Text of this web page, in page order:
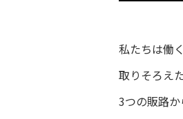
私たちは働
取りそろえ
3つの販路